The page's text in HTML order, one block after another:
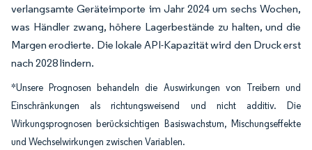
verlangsamte Geräteimporte im Jahr 2024 um sechs Wochen,
was Händler zwang, höhere Lagerbestände zu halten, und die
Margen erodierte. Die lokale API-Kapazität wird den Druck erst
nach 2028 lindern.
*Unsere Prognosen behandeln die Auswirkungen von Treibern und
Einschränkungen als richtungsweisend und nicht additiv. Die
Wirkungsprognosen berücksichtigen Basiswachstum, Mischungseffekte
und Wechselwirkungen zwischen Variablen.